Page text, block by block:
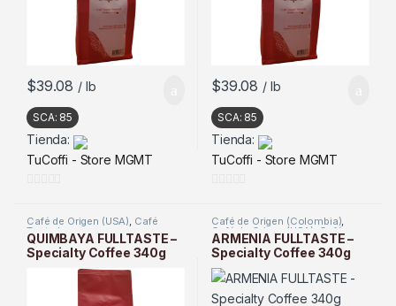
$39.08 / lb
SCA: 85
Tienda:
TuCoffi - Store MGMT
d
e
5
$39.08 / lb
SCA: 85
Tienda:
TuCoffi - Store MGMT
d
e
5
Café de Origen (USA), Café
Tostado
QUIMBAYA FULLTASTE –
Specialty Coffee 340g
(12oz) – (Pack of 3)
Café de Origen (Colombia),
Café de Origen (USA), Café
Tostado
ARMENIA FULLTASTE –
Specialty Coffee 340g
(12oz) – (Pack of 3)